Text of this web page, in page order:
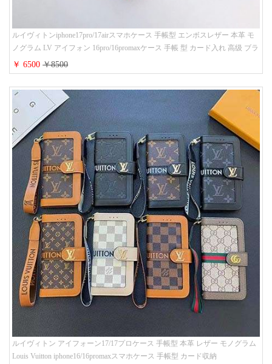
ルイヴィトンiphone17pro/17airスマホケース 手帳型 エンボスレザー 本革 モ
ノグラム LV アイフォン 16pro/16promaxケース 手帳 型 カード入れ 高级 ブラ
ンド iPhone 15/14/13 proケース 手帳型 男女通用 大人かわいい
￥ 6500￥8500
ルイヴィトン アイフォーン17/17プロケース 手帳型 本革 レザー モノグラム
Louis Vuitton iphone16/16promaxスマホケース 手帳型 カード収納